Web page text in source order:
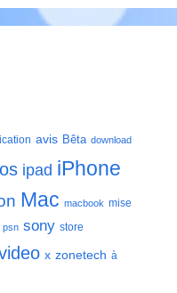
avis Bêta download
ipad iPhone
Mac macbook mise
psn sony store
x zonetech à